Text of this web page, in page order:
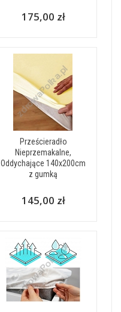
175,00 zł
Prześcieradło
Nieprzemakalne,
Oddychające 140x200cm
z gumką
145,00 zł